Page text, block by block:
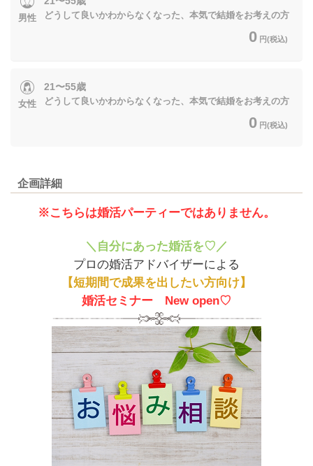
男性 どうして良いかわからなくなった、本気で結婚をお考えの方
0 円(税込)
女性
21〜55歳
どうして良いかわからなくなった、本気で結婚をお考えの方
0 円(税込)
企画詳細
※こちらは婚活パーティーではありません。
＼自分にあった婚活を♡／
プロの婚活アドバイザーによる
【短期間で成果を出したい方向け】
婚活セミナー New open♡